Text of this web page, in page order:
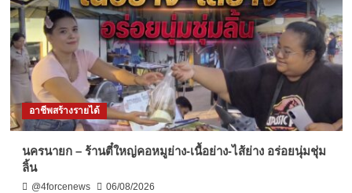
อาชีพสร้างรายได้
นครนายก – ร้านตี๋ใหญ่คอหมูย่าง-เนื้อย่าง-ไส้ย่าง อร่อยนุ่มชุ่ม
ลิ้น
@4forcenews 06/08/2026